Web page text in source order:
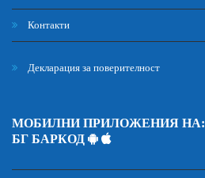
Контакти
Декларация за поверителност
МОБИЛНИ ПРИЛОЖЕНИЯ НА:
БГ БАРКОД